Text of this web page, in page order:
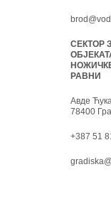
СЕКТОР
РАВНИ
Авде Ћука
78400
+387 51